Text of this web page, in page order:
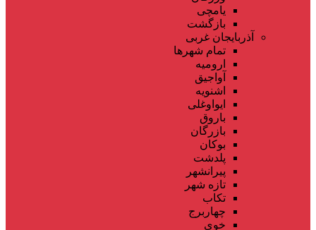
یامچی
بازگشت
آذربایجان غربی
تمام شهر‌ها
ارومیه
آواجیق
اشنویه
ایواوغلی
باروق
بازرگان
بوکان
پلدشت
پیرانشهر
تازه شهر
تکاب
چهاربرج
خوی